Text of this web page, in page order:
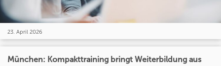
23. April 2026
München: Kompakttraining bringt Weiterbildung aus